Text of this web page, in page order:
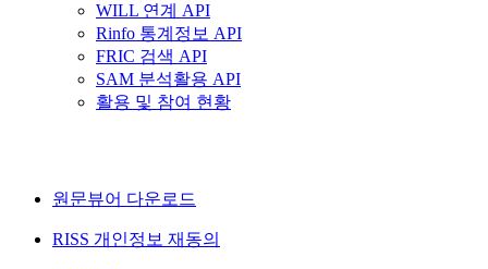
WILL 연계 API
Rinfo 통계정보 API
FRIC 검색 API
SAM 분석활용 API
활용 및 참여 현황
원문뷰어 다운로드
RISS 개인정보 재동의